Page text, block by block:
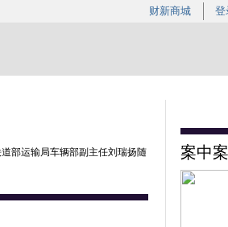
财新商城 登
部运输局车辆部副主任刘瑞扬随
案中